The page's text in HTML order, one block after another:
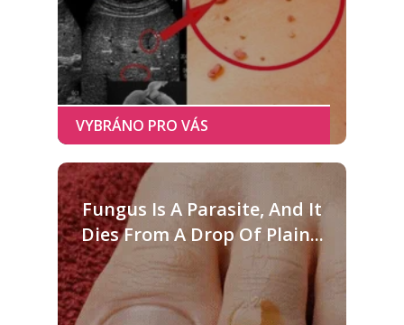
Fungus Is A Parasite, And It
Dies From A Drop Of Plain...